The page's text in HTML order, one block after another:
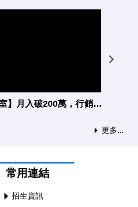
【小兔會客室】月入破200萬，行銷人不可不知的蝦皮電商經營成功心法!
更多...
常用連結
招生資訊